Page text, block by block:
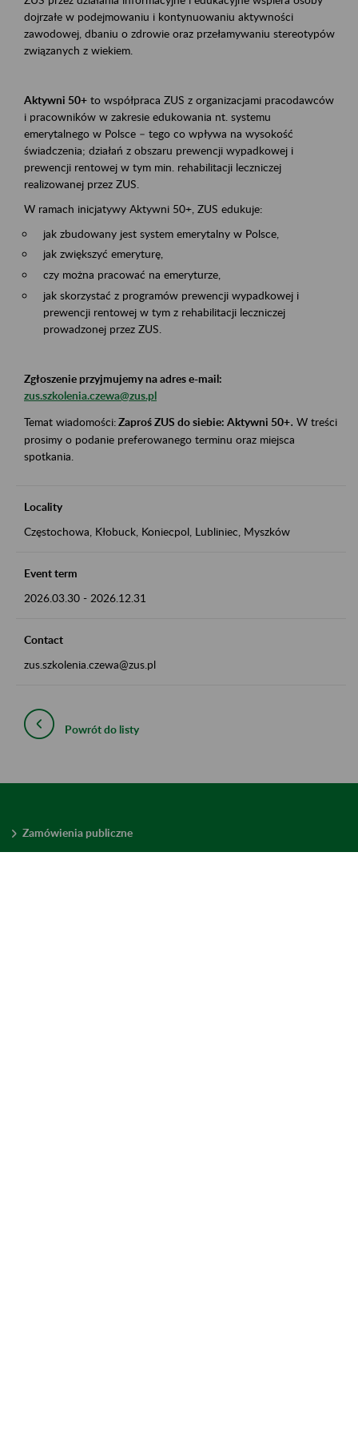
dojrzałe w podejmowaniu i kontynuowaniu aktywności
zawodowej, dbaniu o zdrowie oraz przełamywaniu stereotypów
związanych z wiekiem.
Aktywni 50+ to współpraca ZUS z organizacjami pracodawców
i pracowników w zakresie edukowania nt. systemu
emerytalnego w Polsce – tego co wpływa na wysokość
świadczenia; działań z obszaru prewencji wypadkowej i
prewencji rentowej w tym min. rehabilitacji leczniczej
realizowanej przez ZUS.
W ramach inicjatywy Aktywni 50+, ZUS edukuje:
jak zbudowany jest system emerytalny w Polsce,
jak zwiększyć emeryturę,
czy można pracować na emeryturze,
jak skorzystać z programów prewencji wypadkowej i
prewencji rentowej w tym z rehabilitacji leczniczej
prowadzonej przez ZUS.
Zgłoszenie przyjmujemy na adres e-mail:
zus.szkolenia.czewa@zus.pl
Temat wiadomości:Zaproś ZUS do siebie: Aktywni 50+. W treści
prosimy o podanie preferowanego terminu oraz miejsca
spotkania.
Locality
Częstochowa, Kłobuck, Koniecpol, Lubliniec, Myszków
Event term
2026.03.30 - 2026.12.31
Contact
zus.szkolenia.czewa@zus.pl
Powrót do listy
Zamówienia publiczne